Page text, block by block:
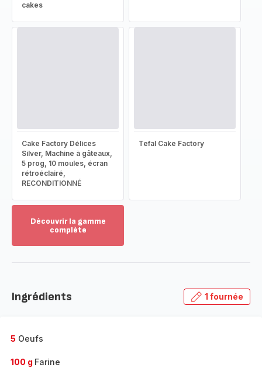
cakes
Cake Factory Délices
Silver, Machine à gâteaux,
5 prog, 10 moules, écran
rétroéclairé,
RECONDITIONNÉ
Tefal Cake Factory
Découvrir la gamme
complète
gamme
Ingrédients 1 fournée
5 Oeufs
100 g Farine